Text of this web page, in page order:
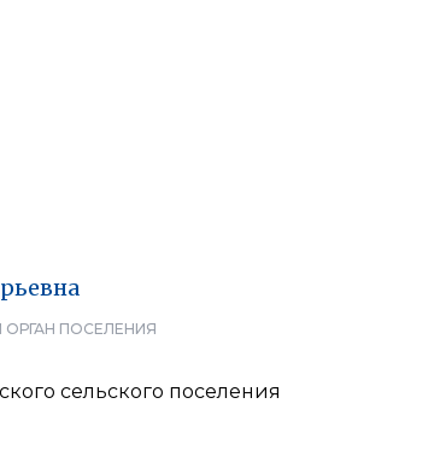
ПОСЕЛЕНИЯ
сельского поселения